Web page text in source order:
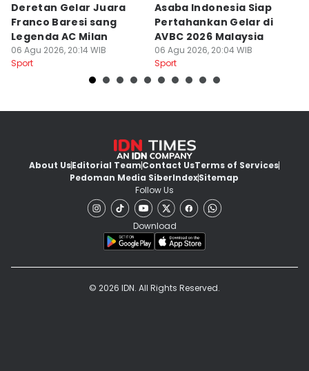
Deretan Gelar Juara
Franco Baresi sang
Legenda AC Milan
06 Agu 2026, 20:14 WIB
Sport
Asaba Indonesia Siap
Pertahankan Gelar di
AVBC 2026 Malaysia
06 Agu 2026, 20:04 WIB
Sport
About UsEditorial TeamContact UsTerms of Services
Pedoman Media SiberIndexSitemap
Follow Us
Download
© 2026 IDN. All Rights Reserved.